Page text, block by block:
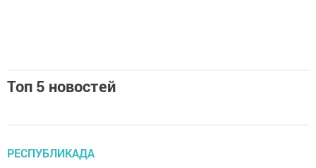
Топ 5 новостей
РЕСПУБЛИКАДА